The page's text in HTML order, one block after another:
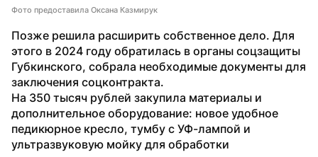
Фото предоставила Оксана Казмирук
Позже решила расширить собственное дело. Для
этого в 2024 году обратилась в органы соцзащиты
Губкинского, собрала необходимые документы для
заключения соцконтракта.
На 350 тысяч рублей закупила материалы и
дополнительное оборудование: новое удобное
педикюрное кресло, тумбу с УФ-лампой и
ультразвуковую мойку для обработки